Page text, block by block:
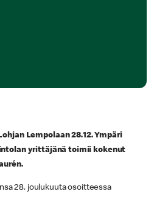
Lempolaan 28.12. Ympäri
yrittäjänä toimii kokenut
28. joulukuuta osoitteessa